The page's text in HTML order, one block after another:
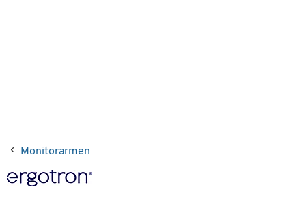
Monitorarmen